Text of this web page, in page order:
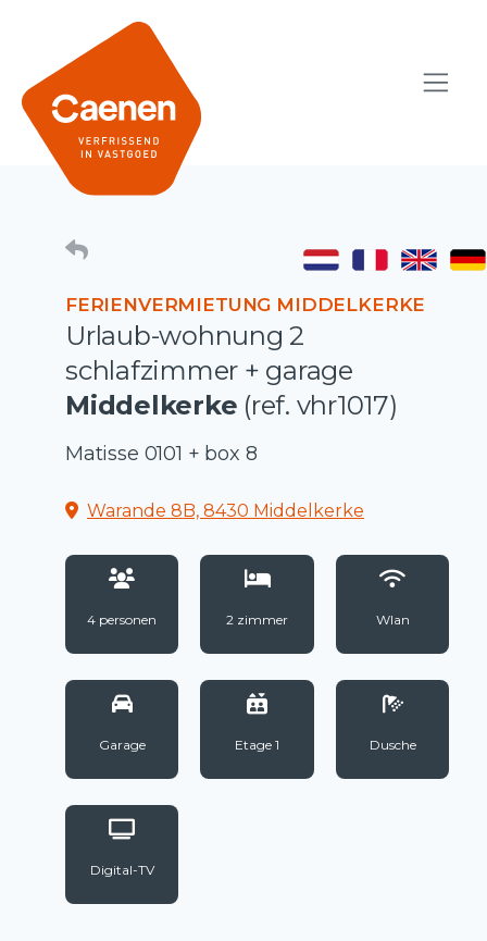
FERIENVERMIETUNG MIDDELKERKE
Urlaub-wohnung 2
schlafzimmer + garage
Middelkerke (ref. vhr1017)
Matisse 0101 + box 8
Warande 8B, 8430 Middelkerke
4 personen 2 zimmer Wlan
Garage Etage 1 Dusche
Digital-TV